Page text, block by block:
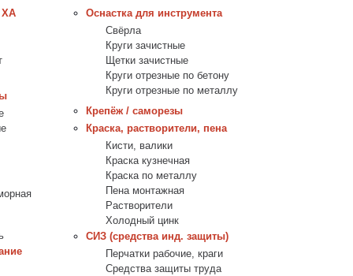
ХА
Оснастка для инструмента
Свёрла
Круги зачистные
Щетки зачистные
Круги отрезные по бетону
Круги отрезные по металлу
Крепёж / саморезы
Краска, растворители, пена
Кисти, валики
Краска кузнечная
Краска по металлу
Пена монтажная
Растворители
Холодный цинк
СИЗ (средства инд. защиты)
Перчатки рабочие, краги
Средства защиты труда